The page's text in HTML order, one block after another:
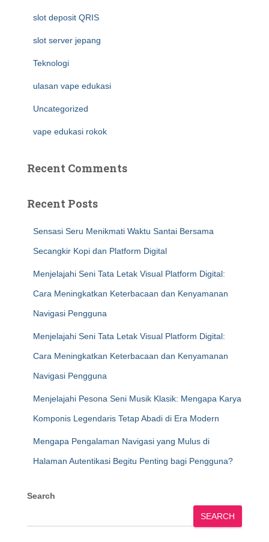
slot deposit QRIS
slot server jepang
Teknologi
ulasan vape edukasi
Uncategorized
vape edukasi rokok
Recent Comments
Recent Posts
Sensasi Seru Menikmati Waktu Santai Bersama
Secangkir Kopi dan Platform Digital
Menjelajahi Seni Tata Letak Visual Platform Digital:
Cara Meningkatkan Keterbacaan dan Kenyamanan
Navigasi Pengguna
Menjelajahi Seni Tata Letak Visual Platform Digital:
Cara Meningkatkan Keterbacaan dan Kenyamanan
Navigasi Pengguna
Menjelajahi Pesona Seni Musik Klasik: Mengapa Karya
Komponis Legendaris Tetap Abadi di Era Modern
Mengapa Pengalaman Navigasi yang Mulus di
Halaman Autentikasi Begitu Penting bagi Pengguna?
Search
SEARCH